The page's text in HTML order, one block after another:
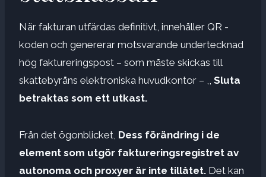
När fakturan utfärdas definitivt, innehåller QR -
koden och genererar motsvarande undertecknad
hög faktureringspost – som måste skickas till
skattebyråns elektroniska huvudkontor – ,,
Sluta
betraktas som ett utkast.
Från det ögonblicket, Dess förändring i de
element som utgör faktureringsregistret av
autonoma och proxyer är inte tillåtet. Det kan